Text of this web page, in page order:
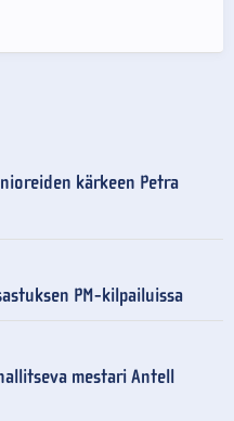
kärkeen Petra
PM-kilpailuissa
mestari Antell